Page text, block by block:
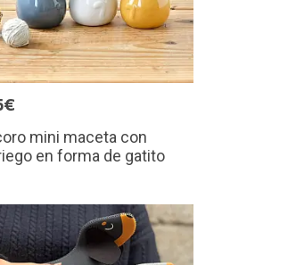
mini maceta con
en forma de gatito